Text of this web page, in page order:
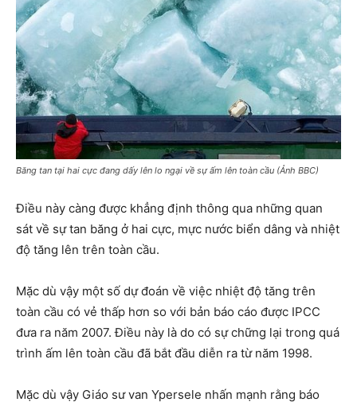
Băng tan tại hai cực đang dấy lên lo ngại về sự ấm lên toàn cầu (Ảnh BBC)
Điều này càng được khẳng định thông qua những quan
sát về sự tan băng ở hai cực, mực nước biển dâng và nhiệt
độ tăng lên trên toàn cầu.
Mặc dù vậy một số dự đoán về việc nhiệt độ tăng trên
toàn cầu có vẻ thấp hơn so với bản báo cáo được IPCC
đưa ra năm 2007. Điều này là do có sự chững lại trong quá
trình ấm lên toàn cầu đã bắt đầu diễn ra từ năm 1998.
Mặc dù vậy Giáo sư van Ypersele nhấn mạnh rằng báo